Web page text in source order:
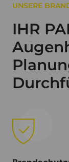
UNSERE
IHR